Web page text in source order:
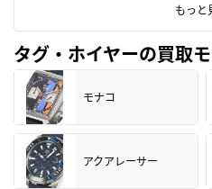
もっと
タグ・ホイヤーの買取
モナコ
アクアレーサー